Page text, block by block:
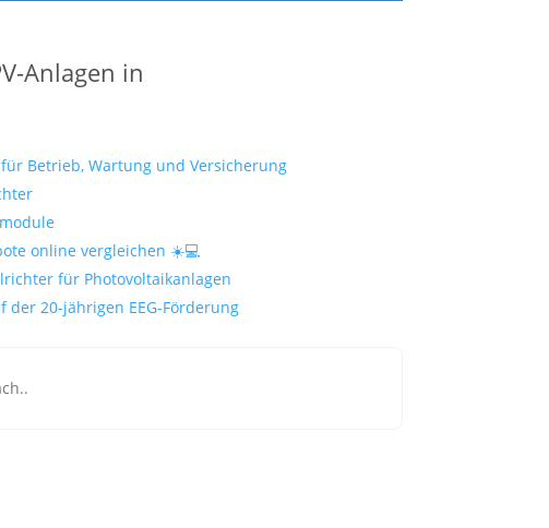
Anlagen in
Betrieb, Wartung und Versicherung
online vergleichen ☀️💻
für Photovoltaikanlagen
der 20-jährigen EEG-Förderung